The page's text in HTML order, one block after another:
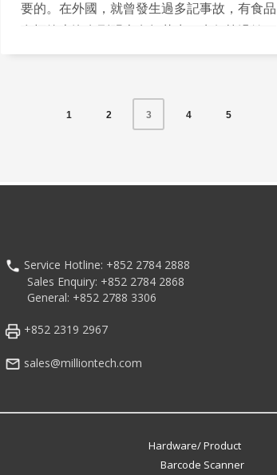
要的。在外國，就曾發生過多記事故，有食品
原，家長不為意而讓有過敏症的小童食用引致
1 2 3 4 5
Service Hotline: +852 2784 2888
Sales Enquiry: +852 2784 2868
General: +852 2788 3306
+852 2319 2967
sales@milliontech.com
Hardware/ Product
Barcode Scanner